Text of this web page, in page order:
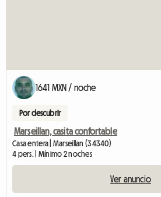
1641 MXN / noche
Por descubrir
Marseillan, casita confortable
Casa entera | Marseillan (34340)
4 pers. | Mínimo 2 noches
Ver anuncio